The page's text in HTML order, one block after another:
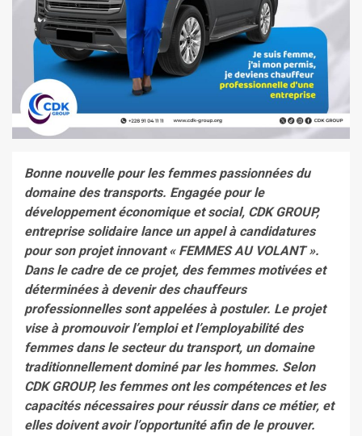
Bonne nouvelle pour les femmes passionnées du
domaine des transports. Engagée pour le
développement économique et social, CDK GROUP,
entreprise solidaire lance un appel à candidatures
pour son projet innovant « FEMMES AU VOLANT ».
Dans le cadre de ce projet, des femmes motivées et
déterminées à devenir des chauffeurs
professionnelles sont appelées à postuler. Le projet
vise à promouvoir l’emploi et l’employabilité des
femmes dans le secteur du transport, un domaine
traditionnellement dominé par les hommes. Selon
CDK GROUP, les femmes ont les compétences et les
capacités nécessaires pour réussir dans ce métier, et
elles doivent avoir l’opportunité afin de le prouver.